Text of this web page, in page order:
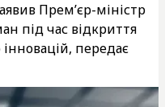
Прем’єр-міністр
під час відкриття
передає